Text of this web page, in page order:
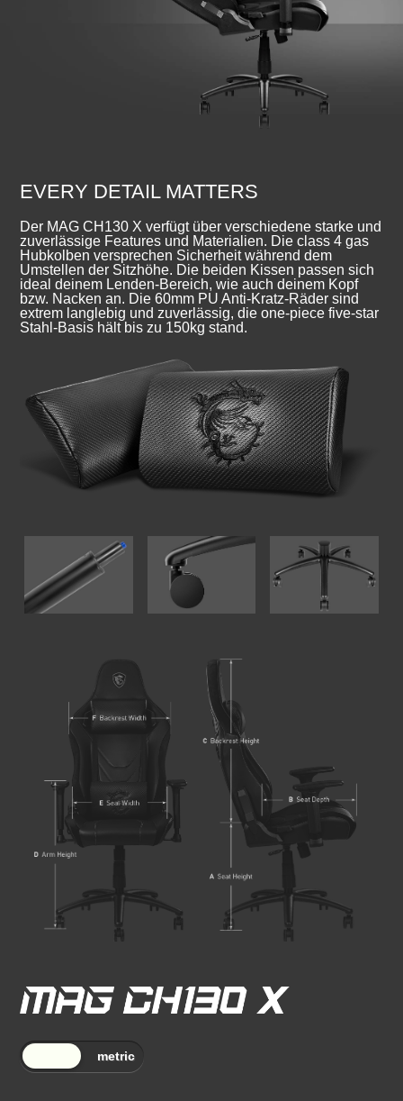
EVERY DETAIL MATTERS
Der MAG CH130 X verfügt über verschiedene starke und
zuverlässige Features und Materialien. Die class 4 gas
Hubkolben versprechen Sicherheit während dem
Umstellen der Sitzhöhe. Die beiden Kissen passen sich
ideal deinem Lenden-Bereich, wie auch deinem Kopf
bzw. Nacken an. Die 60mm PU Anti-Kratz-Räder sind
extrem langlebig und zuverlässig, die one-piece five-star
Stahl-Basis hält bis zu 150kg stand.